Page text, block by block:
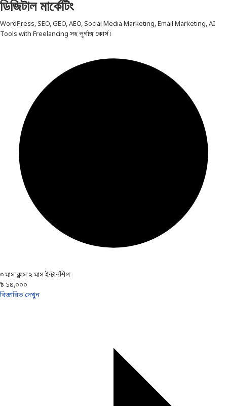
ডিজিটাল মার্কেটিং
WordPress, SEO, GEO, AEO, Social Media Marketing, Email Marketing, AI
Tools with Freelancing সহ পূর্ণাঙ্গ কোর্স।
৩ মাস ক্লাস ২ মাস ইন্টার্নশিপ
৳ ১৪,০০০
বিস্তারিত দেখুন